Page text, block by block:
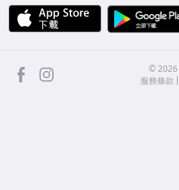
APP Store
facebook ©2026
服務條款